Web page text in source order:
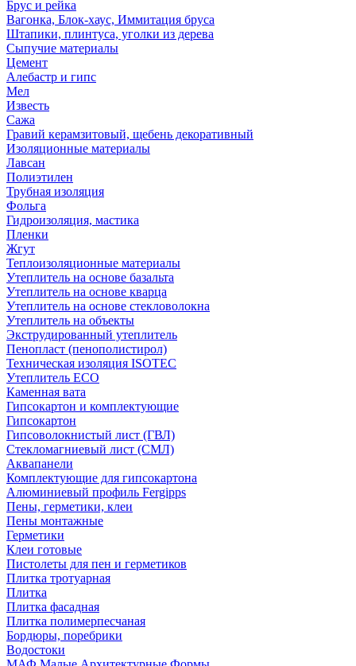
Брус и рейка
Вагонка, Блок-хаус, Иммитация бруса
Штапики, плинтуса, уголки из дерева
Сыпучие материалы
Цемент
Алебастр и гипс
Мел
Известь
Сажа
Гравий керамзитовый, щебень декоративный
Изоляционные материалы
Лавсан
Полиэтилен
Трубная изоляция
Фольга
Гидроизоляция, мастика
Пленки
Жгут
Теплоизоляционные материалы
Утеплитель на основе базальта
Утеплитель на основе кварца
Утеплитель на основе стекловолокна
Утеплитель на объекты
Экструдированный утеплитель
Пенопласт (пенополистирол)
Техническая изоляция ISOTEC
Утеплитель ECO
Каменная вата
Гипсокартон и комплектующие
Гипсокартон
Гипсоволокнистый лист (ГВЛ)
Стекломагниевый лист (СМЛ)
Аквапанели
Комплектующие для гипсокартона
Алюминиевый профиль Fergipps
Пены, герметики, клеи
Пены монтажные
Герметики
Клеи готовые
Пистолеты для пен и герметиков
Плитка тротуарная
Плитка
Плитка фасадная
Плитка полимерпесчаная
Бордюры, поребрики
Водостоки